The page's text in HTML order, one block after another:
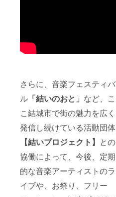
さらに、音楽フェスティバ
ル 「結いのおと」 など、こ
こ結城市で街の魅力を広く
発信し続けている活動団体
【結いプロジェクト】 との
協働によって、今後、定期
的な音楽アーティストのラ
イブや、お祭り、フリー